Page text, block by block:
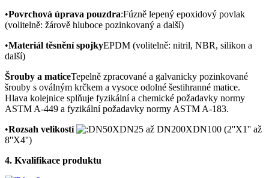
•Povrchová úprava pouzdra:Fúzně lepený epoxidový povlak
(volitelně: žárově hluboce pozinkovaný a další)
•Materiál těsnění spojkyEPDM (volitelně: nitril, NBR, silikon a
další)
Šrouby a maticeTepelně zpracované a galvanicky pozinkované
šrouby s oválným krčkem a vysoce odolné šestihranné matice.
Hlava kolejnice splňuje fyzikální a chemické požadavky normy
ASTM A-449 a fyzikální požadavky normy ASTM A-183.
•Rozsah velikostí
N50XDN25 až DN200XDN100 (2''X1'' až
8''X4'')
4. Kvalifikace produktu